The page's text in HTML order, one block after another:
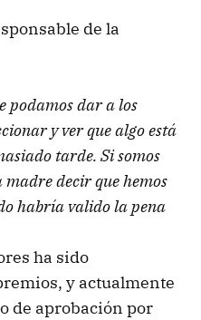
de la
podamos dar a los
y ver que algo está
tarde. Si somos
madre decir que hemos
habría valido la pena
ha sido
y actualmente
de aprobación por